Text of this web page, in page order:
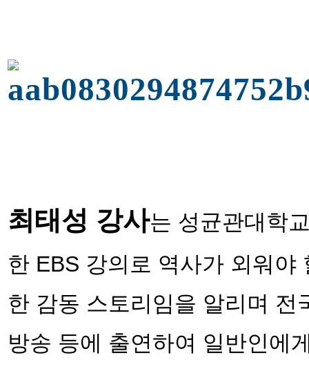
최태성 강사는 성균관대학
한 EBS 강의로 역사가 외워
한 감동 스토리임을 알리며 전
방송 등에 출연하여 일반인에